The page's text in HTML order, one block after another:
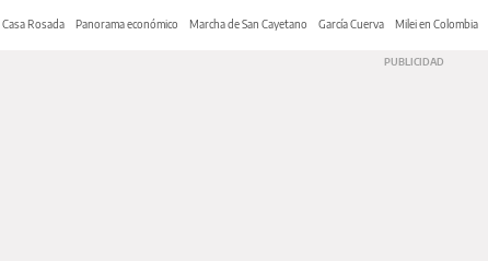
Casa Rosada Panorama económico Marcha de San Cayetano García Cuerva Milei en Colombia